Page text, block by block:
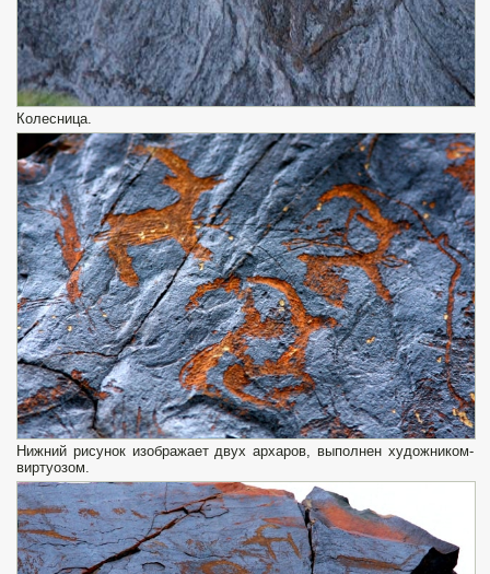
Колесница.
Нижний рисунок изображает двух архаров, выполнен художником-
виртуозом.